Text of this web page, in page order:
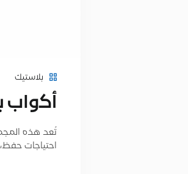
بلاستيك
أﻛواب
تُعد هذه
احتياجات